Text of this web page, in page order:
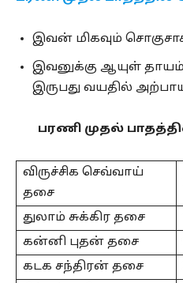
இவன் மிகவும்
இவனுக்கு ஆயுள்
இருபது வயதில்
பரணி முதல்
விருச்சிக செவ்வாய்
தசை
துலாம் சுக்கிர தசை
கன்னி புதன் தசை
கடக சந்திரன் தசை